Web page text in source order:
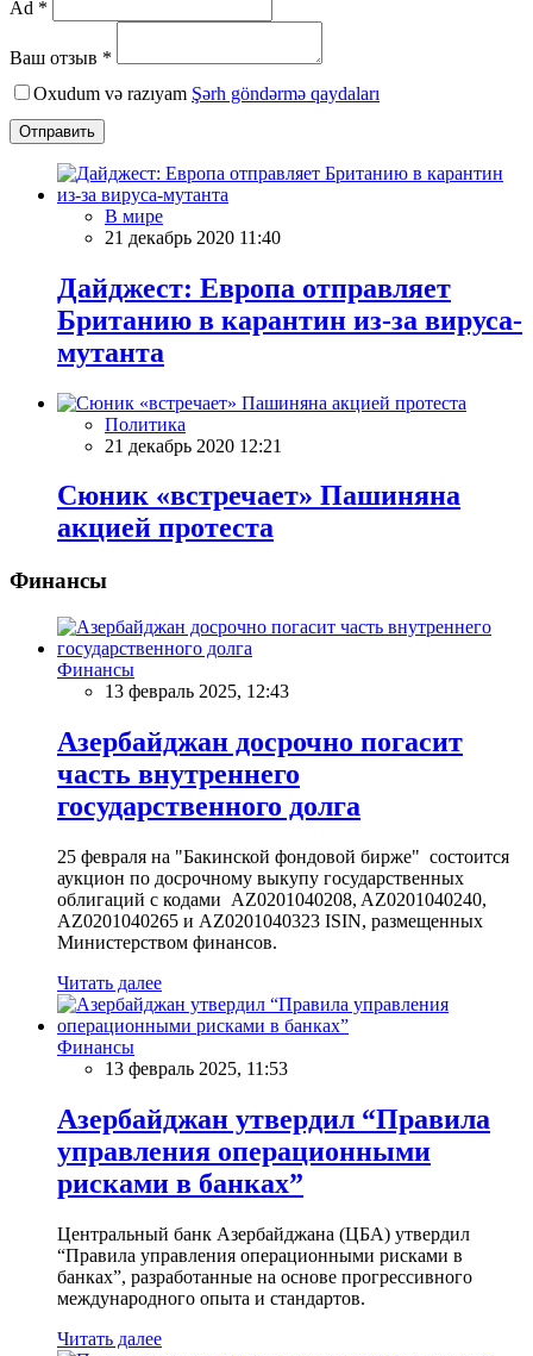
Ad *
Ваш отзыв *
Oxudum və razıyam Şərh göndərmə qaydaları
Отправить
В мире
21 декабрь 2020 11:40
Дайджест: Европа отправляет
Британию в карантин из-за вируса-
мутанта
Политика
21 декабрь 2020 12:21
Сюник «встречает» Пашиняна
акцией протеста
Финансы
Финансы
13 февраль 2025, 12:43
Азербайджан досрочно погасит
часть внутреннего
государственного долга
25 февраля на "Бакинской фондовой бирже" состоится
аукцион по досрочному выкупу государственных
облигаций с кодами AZ0201040208, AZ0201040240,
AZ0201040265 и AZ0201040323 ISIN, размещенных
Министерством финансов.
Читать далее
Финансы
13 февраль 2025, 11:53
Азербайджан утвердил “Правила
управления операционными
рисками в банках”
Центральный банк Азербайджана (ЦБА) утвердил
“Правила управления операционными рисками в
банках”, разработанные на основе прогрессивного
международного опыта и стандартов.
Читать далее